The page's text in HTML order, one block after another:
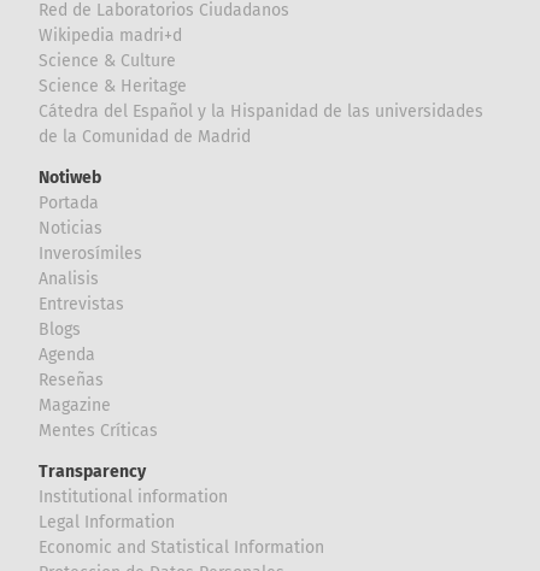
Red de Laboratorios Ciudadanos
Wikipedia madri+d
Science & Culture
Science & Heritage
Cátedra del Español y la Hispanidad de las universidades
de la Comunidad de Madrid
Notiweb
Portada
Noticias
Inverosímiles
Analisis
Entrevistas
Blogs
Agenda
Reseñas
Magazine
Mentes Críticas
Transparency
Institutional information
Legal Information
Economic and Statistical Information